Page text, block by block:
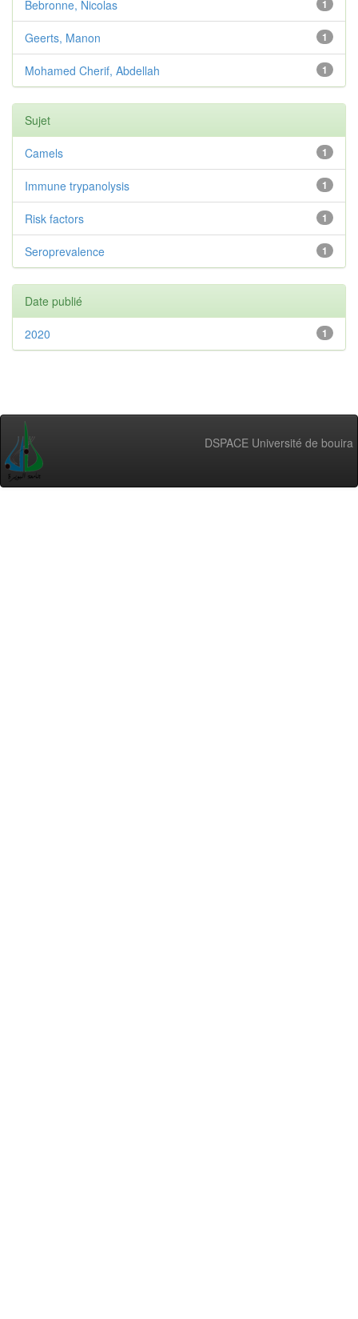
1
Bebronne, Nicolas
1
Geerts, Manon
1
Mohamed Cherif, Abdellah
Sujet
1
Camels
1
Immune trypanolysis
1
Risk factors
1
Seroprevalence
Date publié
1
2020
DSPACE Université de bouira